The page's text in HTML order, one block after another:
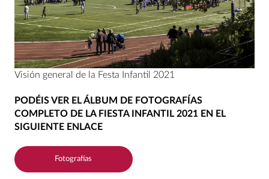
Visión general de la Festa Infantil 2021
PODÉIS VER EL ÁLBUM DE FOTOGRAFÍAS
COMPLETO DE LA FIESTA INFANTIL 2021 EN EL
SIGUIENTE ENLACE
Fotografías